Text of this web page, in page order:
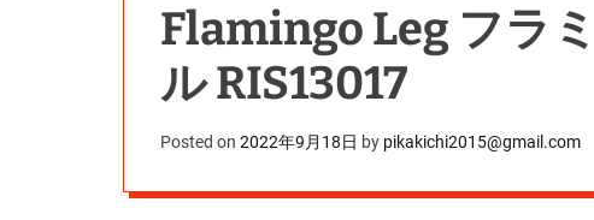
Flamingo Leg フラ
ル RIS13017
Posted on 2022年9月18日 by pikakichi2015@gmail.com